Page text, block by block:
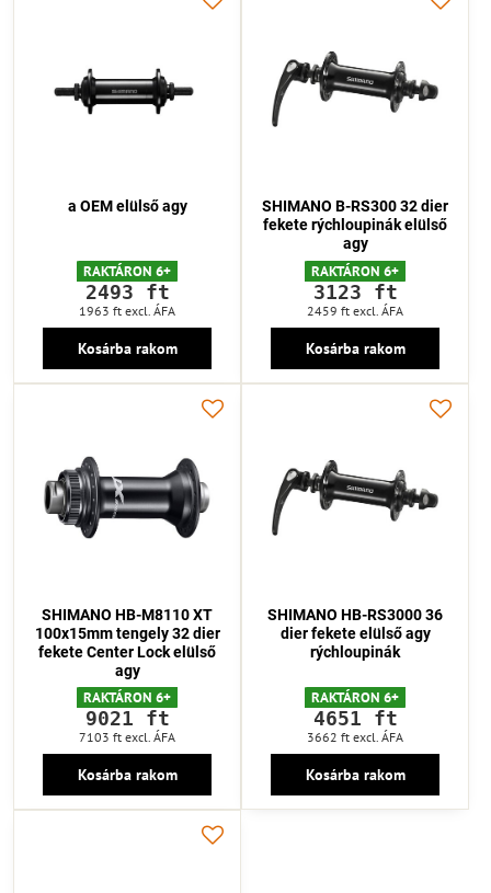
a OEM elülső agy
RAKTÁRON 6+
2493 ft
1963 ft excl. ÁFA
Kosárba rakom
SHIMANO B-RS300 32 dier
fekete rýchloupinák elülső
agy
RAKTÁRON 6+
3123 ft
2459 ft excl. ÁFA
Kosárba rakom
SHIMANO HB-M8110 XT
100x15mm tengely 32 dier
fekete Center Lock elülső
agy
RAKTÁRON 6+
9021 ft
7103 ft excl. ÁFA
Kosárba rakom
SHIMANO HB-RS3000 36
dier fekete elülső agy
rýchloupinák
RAKTÁRON 6+
4651 ft
3662 ft excl. ÁFA
Kosárba rakom